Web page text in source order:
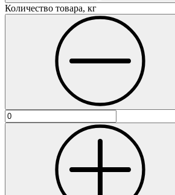
Количество товара, кг